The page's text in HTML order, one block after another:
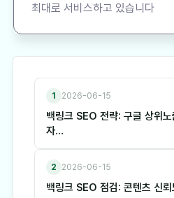
최대로 서비스하고 있습니다
1 2026-06-15
백링크 SEO 전략: 구글 상위
자…
2 2026-06-15
백링크 SEO 점검: 콘텐츠 신